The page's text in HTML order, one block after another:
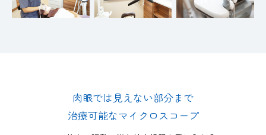
肉眼では見えない部分まで
治療可能なマイクロスコープ